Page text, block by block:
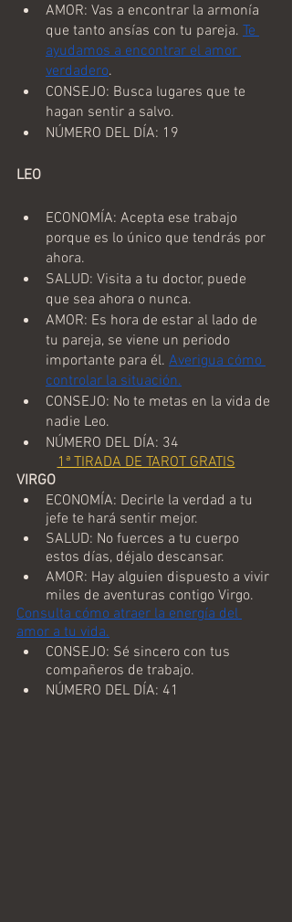
AMOR: Vas a encontrar la armonía
que tanto ansías con tu pareja. Te
ayudamos a encontrar el amor
verdadero.
CONSEJO: Busca lugares que te
hagan sentir a salvo.
NÚMERO DEL DÍA: 19
LEO
ECONOMÍA: Acepta ese trabajo
porque es lo único que tendrás por
ahora.
SALUD: Visita a tu doctor, puede
que sea ahora o nunca.
AMOR: Es hora de estar al lado de
tu pareja, se viene un periodo
importante para él. Averigua cómo
controlar la situación.
CONSEJO: No te metas en la vida de
nadie Leo.
NÚMERO DEL DÍA: 34
1ª TIRADA DE TAROT GRATIS
VIRGO
ECONOMÍA: Decirle la verdad a tu
jefe te hará sentir mejor.
SALUD: No fuerces a tu cuerpo
estos días, déjalo descansar.
AMOR: Hay alguien dispuesto a vivir
miles de aventuras contigo Virgo.
Consulta cómo atraer la energía del
amor a tu vida.
CONSEJO: Sé sincero con tus
compañeros de trabajo.
NÚMERO DEL DÍA: 41